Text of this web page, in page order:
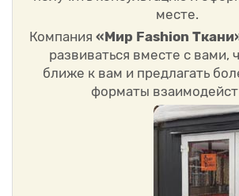
месте.
Компания «Мир Fashion
развиваться вместе с вами,
ближе к вам и предлагать
форматы